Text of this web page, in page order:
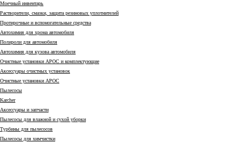
Моечный инвентарь
Растворители, смазки, защита резиновых уплотнителей
Протирочные и вспомогательные средства
Автохимия для хрома автомобиля
Полироли для автомобиля
Автохимия для кузова автомобиля
Очистные установки АРОС и комплектующие
Аксессуары очистных установок
Очистные установки АРОС
Пылесосы
Karcher
Аксессуары и запчасти
Пылесосы для влажной и сухой уборки
Турбины для пылесосов
Пылесосы для химчистки